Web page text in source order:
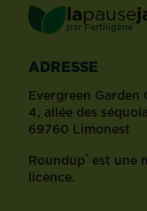
lapause
par Fertiligène ®
ADRESSE
Evergreen Garden
4, allée des
69760 Limonest
Roundup® est une
licence.